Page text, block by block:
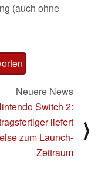
(auch ohne
Neuere News
Switch 2:
liefert
zum Launch-
Zeitraum
⟩